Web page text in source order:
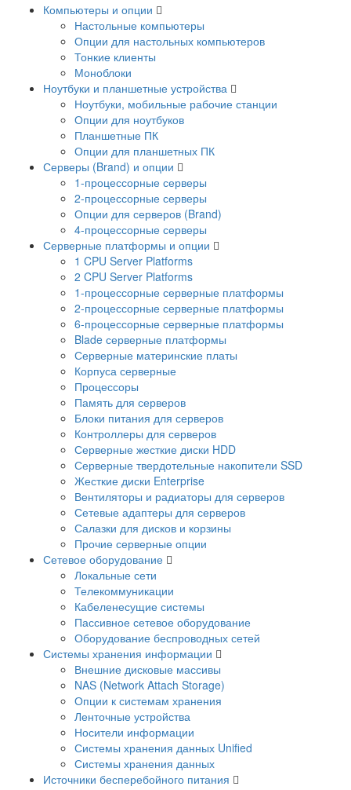
Компьютеры и опции
Настольные компьютеры
Опции для настольных компьютеров
Тонкие клиенты
Моноблоки
Ноутбуки и планшетные устройства
Ноутбуки, мобильные рабочие станции
Опции для ноутбуков
Планшетные ПК
Опции для планшетных ПК
Серверы (Brand) и опции
1-процессорные серверы
2-процессорные серверы
Опции для серверов (Brand)
4-процессорные серверы
Серверные платформы и опции
1 CPU Server Platforms
2 CPU Server Platforms
1-процессорные серверные платформы
2-процессорные серверные платформы
6-процессорные серверные платформы
Blade серверные платформы
Серверные материнские платы
Корпуса серверные
Процессоры
Память для серверов
Блоки питания для серверов
Контроллеры для серверов
Серверные жесткие диски HDD
Серверные твердотельные накопители SSD
Жесткие диски Enterprise
Вентиляторы и радиаторы для серверов
Сетевые адаптеры для серверов
Салазки для дисков и корзины
Прочие серверные опции
Сетевое оборудование
Локальные сети
Телекоммуникации
Кабеленесущие системы
Пассивное сетевое оборудование
Оборудование беспроводных сетей
Системы хранения информации
Внешние дисковые массивы
NAS (Network Attach Storage)
Опции к системам хранения
Ленточные устройства
Носители информации
Системы хранения данных Unified
Системы хранения данных
Источники бесперебойного питания